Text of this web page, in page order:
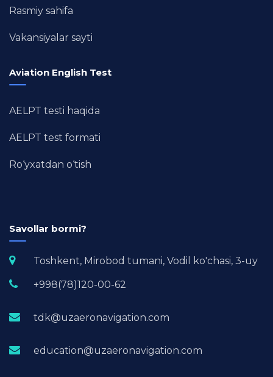
Rasmiy sahifa
Vakansiyalar sayti
Aviation English Test
AELPT testi haqida
AELPT test formati
Ro‘yxatdan o‘tish
Savollar bormi?
Toshkent, Mirobod tumani, Vodil ko'chasi, 3-uy
+998(78)120-00-62
tdk@uzaeronavigation.com
education@uzaeronavigation.com